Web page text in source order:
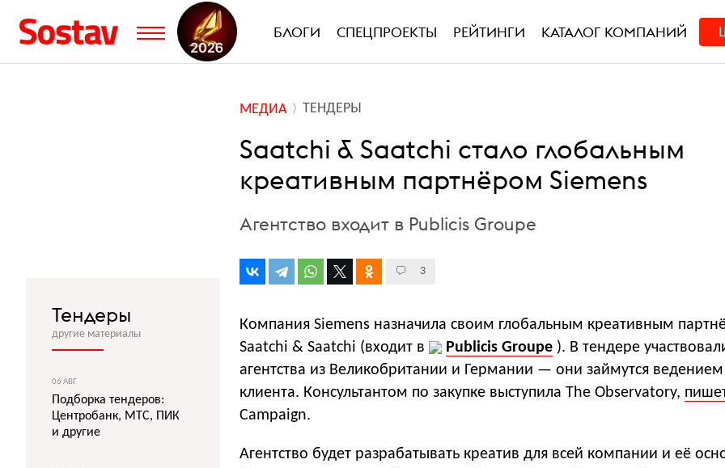
БЛОГИ СПЕЦПРОЕКТЫ РЕЙТИНГИ КАТАЛОГ КОМПАНИЙ
МЕДИА ТЕНДЕРЫ
Saatchi & Saatchi стало глобальным
креативным партнёром Siemens
Агентство входит в Publicis Groupe
3
Компания Siemens назначила своим глобальным креативным
Saatchi & Saatchi (входит в
Publicis Groupe ). В тендере
агентства из Великобритании и Германии — они займутся
клиента. Консультантом по закупке выступила The Observatory,
Campaign.
Агентство будет разрабатывать креатив для всей компании и её
Тендеры
другие материалы
06 АВГ
Подборка тендеров:
Центробанк, МТС, ПИК
и другие